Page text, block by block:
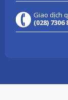
Giao dịch
(028) 7306